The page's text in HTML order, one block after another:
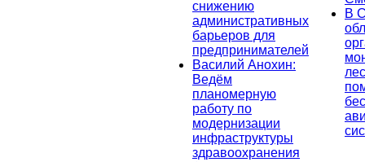
снижению
административных
барьеров для
предпринимателей
Василий Анохин:
Ведём
планомерную
работу по
модернизации
инфраструктуры
здравоохранения
В